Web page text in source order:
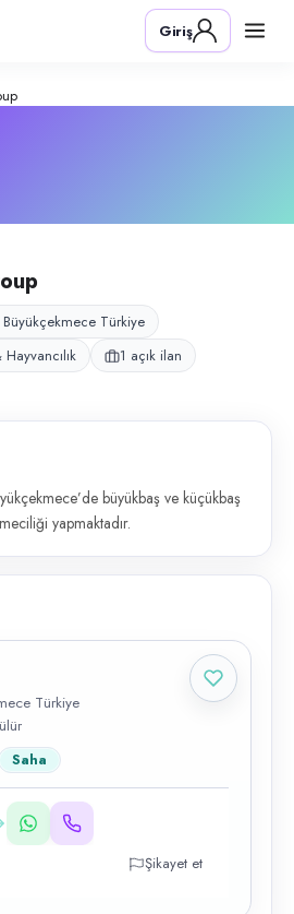
Profili
büyükbaş ve küçükbaş
Giriş
Büyükçekmece Türkiye
Hayvancılık
1 açık ilan
büyükbaş ve küçükbaş
yapmaktadır.
Türkiye
Saha
Şikayet et